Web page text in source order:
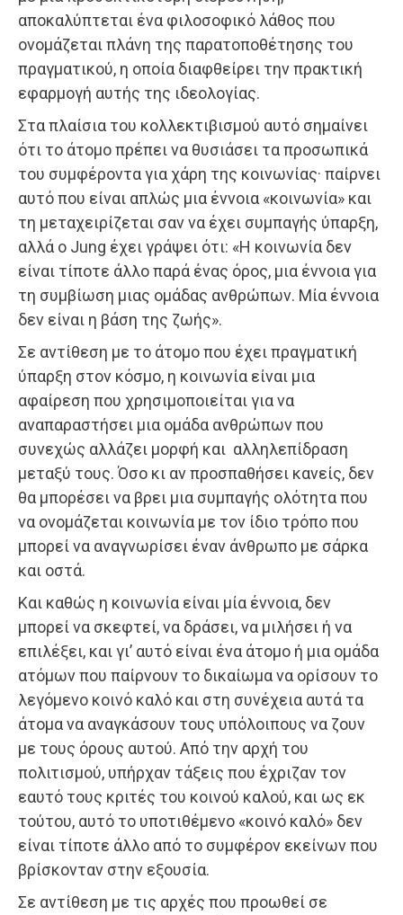
αποκαλύπτεται ένα φιλοσοφικό λάθος που
ονομάζεται πλάνη της παρατοποθέτησης του
πραγματικού, η οποία διαφθείρει την πρακτική
εφαρμογή αυτής της ιδεολογίας.
Στα πλαίσια του κολλεκτιβισμού αυτό σημαίνει
ότι το άτομο πρέπει να θυσιάσει τα προσωπικά
του συμφέροντα για χάρη της κοινωνίας· παίρνει
αυτό που είναι απλώς μια έννοια «κοινωνία» και
τη μεταχειρίζεται σαν να έχει συμπαγής ύπαρξη,
αλλά ο Jung έχει γράψει ότι: «Η κοινωνία δεν
είναι τίποτε άλλο παρά ένας όρος, μια έννοια για
τη συμβίωση μιας ομάδας ανθρώπων. Μία έννοια
δεν είναι η βάση της ζωής».
Σε αντίθεση με το άτομο που έχει πραγματική
ύπαρξη στον κόσμο, η κοινωνία είναι μια
αφαίρεση που χρησιμοποιείται για να
αναπαραστήσει μια ομάδα ανθρώπων που
συνεχώς αλλάζει μορφή και αλληλεπίδραση
μεταξύ τους. Όσο κι αν προσπαθήσει κανείς, δεν
θα μπορέσει να βρει μια συμπαγής ολότητα που
να ονομάζεται κοινωνία με τον ίδιο τρόπο που
μπορεί να αναγνωρίσει έναν άνθρωπο με σάρκα
και οστά.
Και καθώς η κοινωνία είναι μία έννοια, δεν
μπορεί να σκεφτεί, να δράσει, να μιλήσει ή να
επιλέξει, και γι’ αυτό είναι ένα άτομο ή μια ομάδα
ατόμων που παίρνουν το δικαίωμα να ορίσουν το
λεγόμενο κοινό καλό και στη συνέχεια αυτά τα
άτομα να αναγκάσουν τους υπόλοιπους να ζουν
με τους όρους αυτού. Από την αρχή του
πολιτισμού, υπήρχαν τάξεις που έχριζαν τον
εαυτό τους κριτές του κοινού καλού, και ως εκ
τούτου, αυτό το υποτιθέμενο «κοινό καλό» δεν
είναι τίποτε άλλο από το συμφέρον εκείνων που
βρίσκονταν στην εξουσία.
Σε αντίθεση με τις αρχές που προωθεί σε